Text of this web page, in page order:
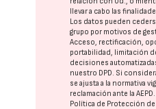
llevar a cabo las
Los datos pueden
grupo por motivos de
Acceso, rectificación,
portabilidad, limitación
decisiones
nuestro DPD . Si
se ajusta a la normativa
reclamación ante laAEPD
Política de Protección de